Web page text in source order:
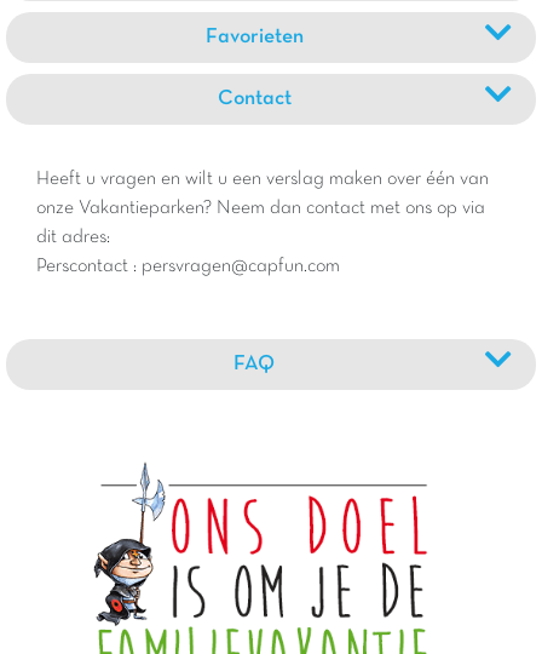
Favorieten
Contact
Heeft u vragen en wilt u een verslag maken over één van
onze Vakantieparken? Neem dan contact met ons op via
dit adres:
Perscontact : persvragen@capfun.com
FAQ